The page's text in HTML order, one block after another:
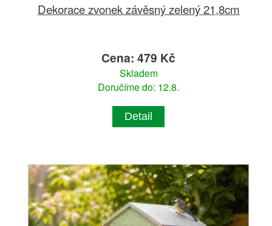
Dekorace zvonek závěsný zelený 21,8cm
Cena: 479 Kč
Skladem
Doručíme do: 12.8.
Detail